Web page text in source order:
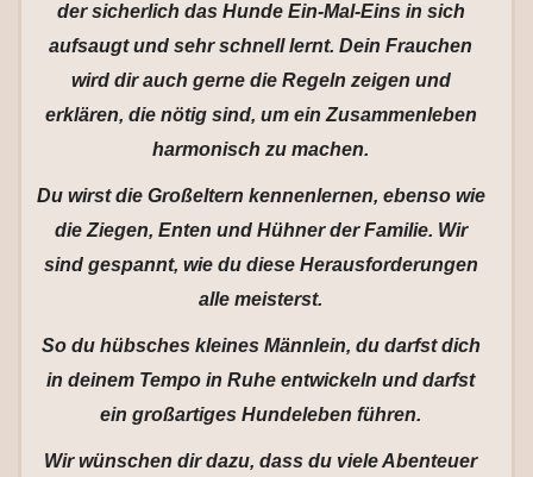
der sicherlich das Hunde Ein-Mal-Eins in sich
aufsaugt und sehr schnell lernt. Dein Frauchen
wird dir auch gerne die Regeln zeigen und
erklären, die nötig sind, um ein Zusammenleben
harmonisch zu machen.
Du wirst die Großeltern kennenlernen, ebenso wie
die Ziegen, Enten und Hühner der Familie. Wir
sind gespannt, wie du diese Herausforderungen
alle meisterst.
So du hübsches kleines Männlein, du darfst dich
in deinem Tempo in Ruhe entwickeln und darfst
ein großartiges Hundeleben führen.
Wir wünschen dir dazu, dass du viele Abenteuer